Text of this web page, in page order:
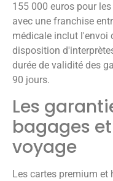
155 000 euros pour
avec une franchise
médicale inclut l'envoi
disposition
durée de validité des
90 jours.
Les
bagages
voyage
Les cartes premium et